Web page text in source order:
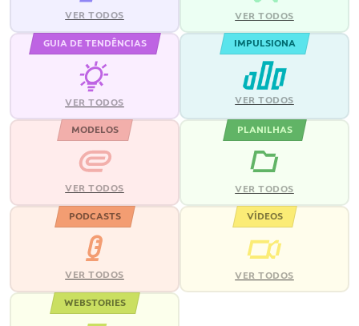
VER TODOS VER TODOS
GUIA DE TENDÊNCIAS
VER TODOS
IMPULSIONA
VER TODOS
MODELOS
VER TODOS
PLANILHAS
VER TODOS
PODCASTS
VER TODOS
VÍDEOS
VER TODOS
WEBSTORIES